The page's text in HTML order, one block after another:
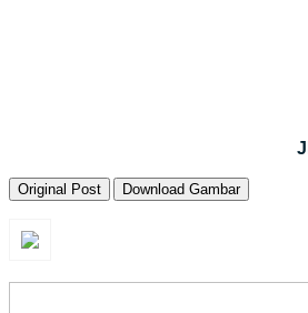
Original Post Download Gambar